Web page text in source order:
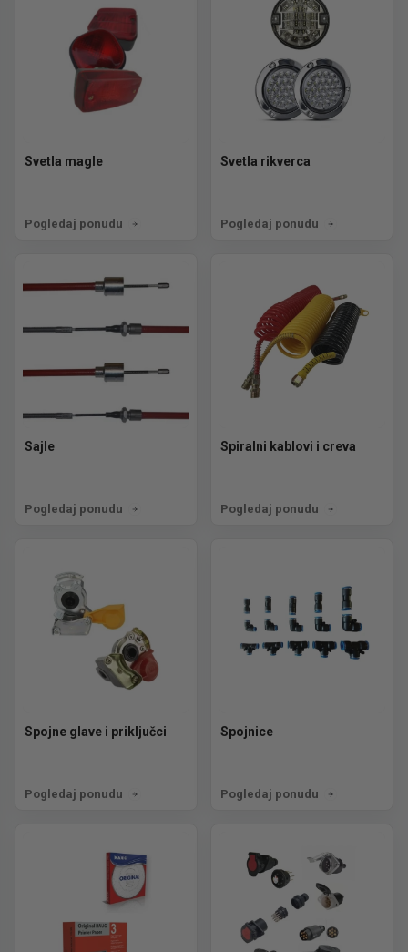
Svetla magle
Pogledaj ponudu
Svetla rikverca
Pogledaj ponudu
Sajle
Pogledaj ponudu
Spiralni kablovi i creva
Pogledaj ponudu
Spojne glave i priključci
Pogledaj ponudu
Spojnice
Pogledaj ponudu